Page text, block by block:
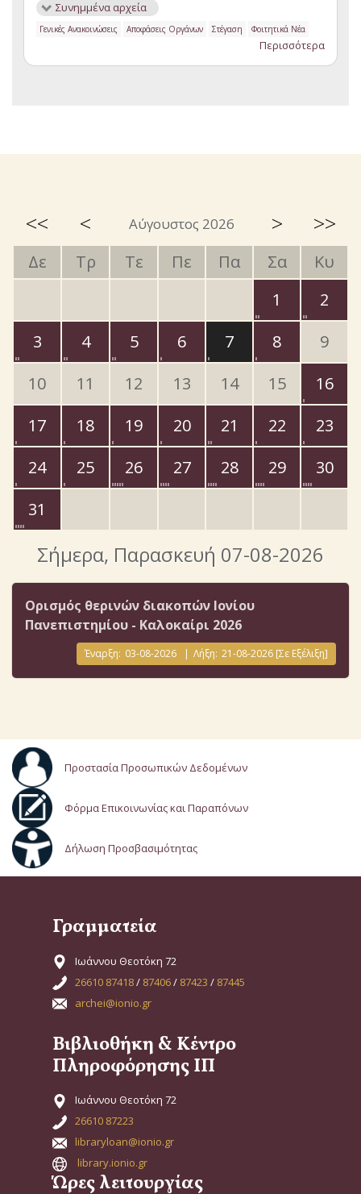
Συνημμένα αρχεία
Γενικές Ανακοινώσεις Αποφάσεις Οργάνων Στέγαση Φοιτητικά Νέα
Περισσότερα
<< < Αύγουστος 2026 > >>
Δε Τρ Τε Πε Πα Σα
Κυ
1
2
3
4 5 6 7 8
9
10
11 12 13 14 15
16
17
18 19 20 21 22
23
24
25 26 27 28 29
30
31
Σήμερα, Παρασκευή 07-08-2026
Ορισμός θερινών διακοπών Ιονίου
Πανεπιστημίου - Καλοκαίρι 2026
Έναρξη: 03-08-2026 | Λήξη: 21-08-2026 [Σε Εξέλιξη]
Προστασία Προσωπικών Δεδομένων
Φόρμα Επικοινωνίας και Παραπόνων
Δήλωση Προσβασιμότητας
Γραμματεία
Ιωάννου Θεοτόκη 72
26610 87418/ 87406/ 87423 / 87445
archei@ionio.gr
Βιβλιοθήκη & Κέντρο
Πληροφόρησης ΙΠ
Ιωάννου Θεοτόκη 72
26610 87223
libraryloan@ionio.gr
library.ionio.gr
Ώρες λειτουργίας